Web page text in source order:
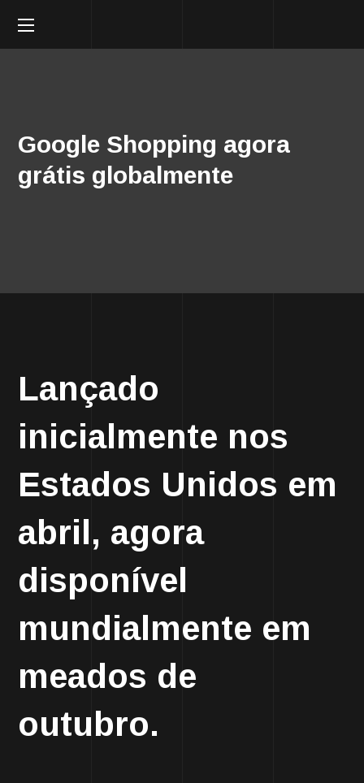
Google Shopping agora
grátis globalmente
Lançado
inicialmente nos
Estados Unidos em
abril, agora
disponível
mundialmente em
meados de
outubro.